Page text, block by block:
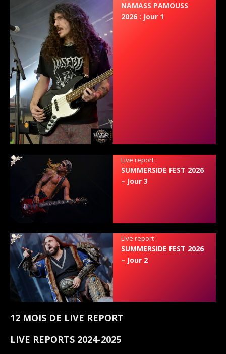
NAMASS PAMOUSS
2026 : Jour 1
Live report :
SUMMERSIDE FEST 2026
– Jour 3
Live report :
SUMMERSIDE FEST 2026
– Jour 2
12 MOIS DE LIVE REPORT
LIVE REPORTS 2024-2025